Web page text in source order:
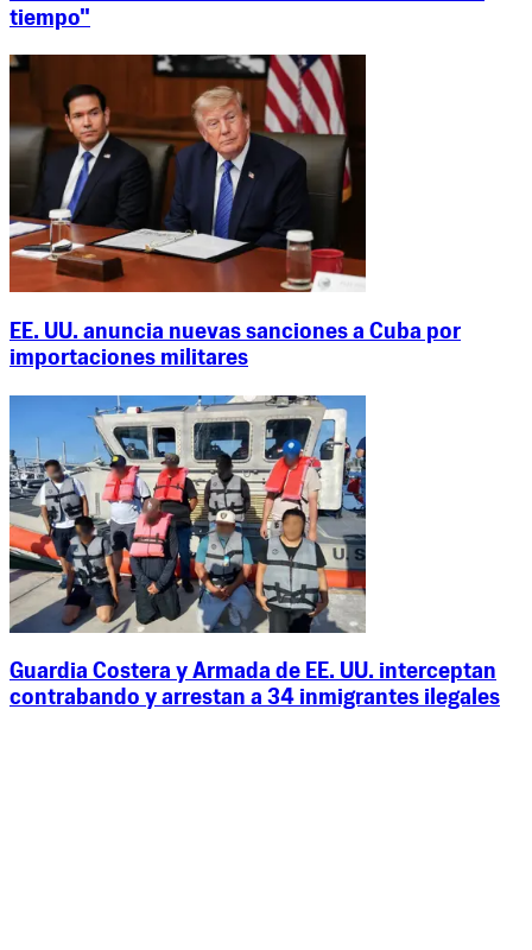
tiempo"
EE. UU. anuncia nuevas sanciones a Cuba por
importaciones militares
Guardia Costera y Armada de EE. UU. interceptan
contrabando y arrestan a 34 inmigrantes ilegales